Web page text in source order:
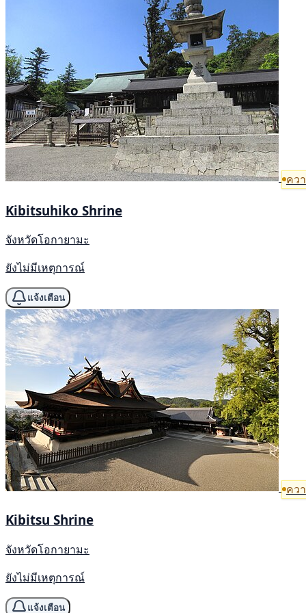
คว
Kibitsuhiko Shrine
จังหวัดโอกายามะ
ยังไม่มีเหตุการณ์
แจ้งเตือน
คว
Kibitsu Shrine
จังหวัดโอกายามะ
ยังไม่มีเหตุการณ์
แจ้งเตือน